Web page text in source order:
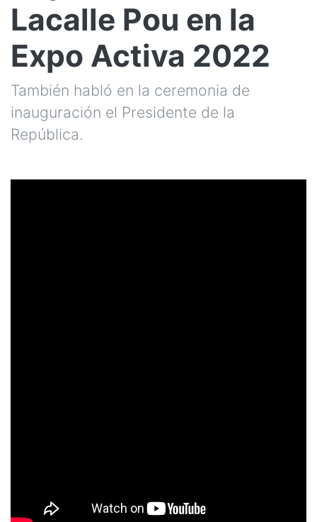
Lacalle Pou en la
Expo Activa 2022
También habló en la ceremonia de
inauguración el Presidente de la
República.